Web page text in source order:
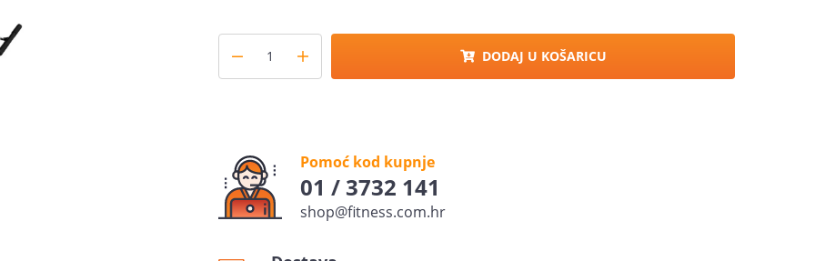
DODAJ U KOŠARICU
Pomoć kod kupnje
01 / 3732 141
shop@fitness.com.hr